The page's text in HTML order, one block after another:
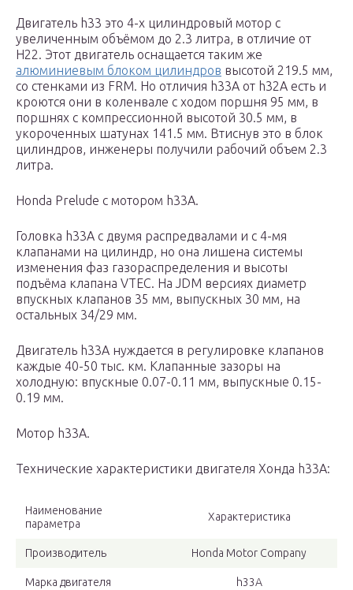
Двигатель h33 это 4-х цилиндровый мотор с
увеличенным объёмом до 2.3 литра, в отличие от
Н22. Этот двигатель оснащается таким же
алюминиевым блоком цилиндров высотой 219.5 мм,
со стенками из FRM. Но отличия h33A от h32A есть и
кроются они в коленвале с ходом поршня 95 мм, в
поршнях с компрессионной высотой 30.5 мм, в
укороченных шатунах 141.5 мм. Втиснув это в блок
цилиндров, инженеры получили рабочий объем 2.3
литра.
Honda Prelude с мотором h33A.
Головка h33A с двумя распредвалами и с 4-мя
клапанами на цилиндр, но она лишена системы
изменения фаз газораспределения и высоты
подъёма клапана VTEC. На JDM версиях диаметр
впускных клапанов 35 мм, выпускных 30 мм, на
остальных 34/29 мм.
Двигатель h33A нуждается в регулировке клапанов
каждые 40-50 тыс. км. Клапанные зазоры на
холодную: впускные 0.07-0.11 мм, выпускные 0.15-
0.19 мм.
Мотор h33A.
Технические характеристики двигателя Хонда h33A:
Наименование
параметра
Характеристика
Производитель Honda Motor Company
Марка двигателя h33A